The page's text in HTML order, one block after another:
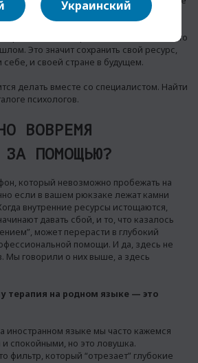
самого человека.
себе строить жизнь здесь. И это
Это значит сохранить свой ресурс,
и своей стране в будущем.
делать вместе со специалистом. Найти
психологов.
ВОВРЕМЯ
ЗА ПОМОЩЬЮ?
который невозможно пробежать на
если в вашем рюкзаке лежат камни
внутренние ресурсы истощаются,
давать сбой, и то, что казалось
может перерасти в глубокий
помощи. И да, здесь не
Мы говорили о них выше, а здесь
терапия на родном языке — это
иностранном языке мы часто кажемся
спокойными, но это ловушка.
фильтр, который “отрезает” глубокие
Украинский